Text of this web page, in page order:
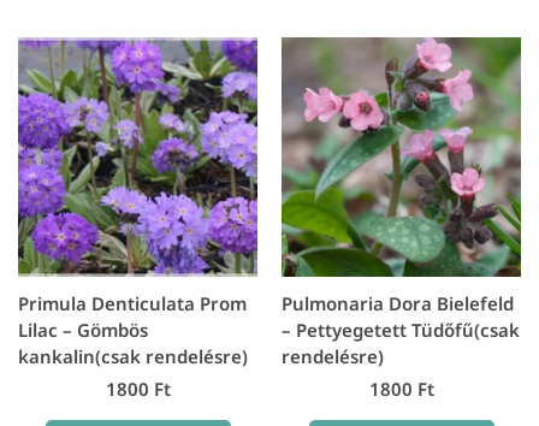
Primula Denticulata Prom
Lilac – Gömbös
kankalin(csak rendelésre)
1800 Ft
Pulmonaria Dora Bielefeld
– Pettyegetett Tüdőfű(csak
rendelésre)
1800 Ft